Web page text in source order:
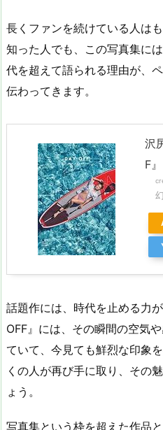
長くファンを続けている人は
知った人でも、この写真集に
代を超えて語られる理由が、
伝わってきます。
沢
F』
話題作には、時代を止める力
OFF』には、その瞬間の空気
ていて、今見ても鮮烈な印象
くの人が再び手に取り、その
ょう。
写真集という枠を超えた作品